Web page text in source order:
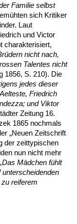
Familie selbst
sich Kritiker
Laut
und Victor
charakterisiert,
nicht nach,
Talentes nicht
1856, S. 210). Die
jedes dieser
Friedrich
und Viktor
Zeitung 16.
1865 nochmals
„Neuen Zeitschrift
der zeittypischen
nun nicht mehr
„Das Mädchen fühlt
reiferem